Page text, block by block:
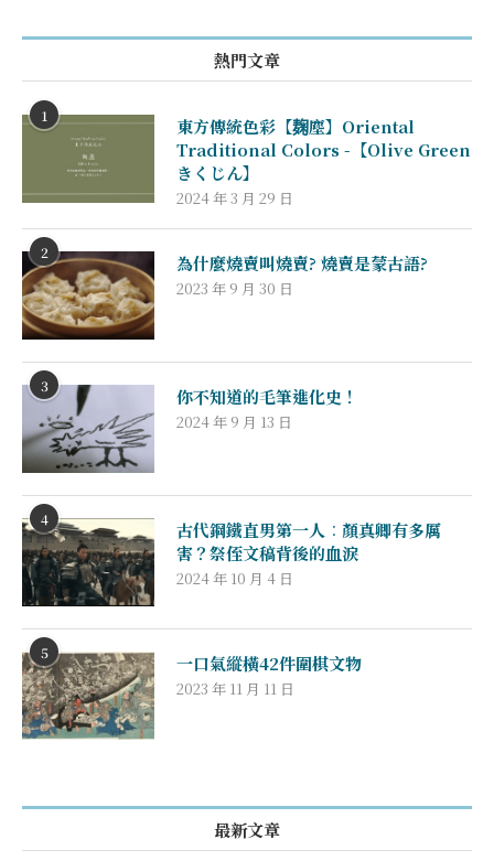
熱門文章
1
東方傳統色彩【麹塵】Oriental
Traditional Colors -【Olive Green
きくじん】
2024 年 3 月 29 日
2 為什麼燒賣叫燒賣? 燒賣是蒙古語?
2023 年 9 月 30 日
3 你不知道的毛筆進化史！
2024 年 9 月 13 日
4
古代鋼鐵直男第一人︰顏真卿有多厲
害？祭侄文稿背後的血淚
2024 年 10 月 4 日
5 一口氣縱橫42件圍棋文物
2023 年 11 月 11 日
最新文章